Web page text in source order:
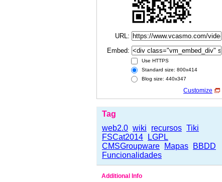
URL:
Embed:
Use HTTPS
Standard size: 800x414
Blog size: 440x347
Customize
Tag
web2.0 wiki recursos Tiki
FSCat2014
LGPL
CMSGroupware
Mapas
BBDD
Funcionalidades
Additional Info